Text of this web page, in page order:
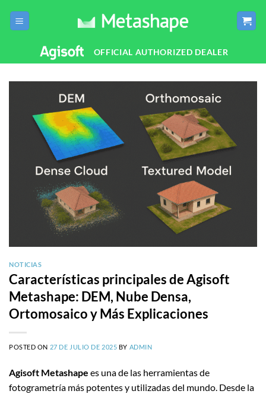
OFFICIAL AUTHORIZED DEALER
NOTICIAS
Características principales de Agisoft
Metashape: DEM, Nube Densa,
Ortomosaico y Más Explicaciones
POSTED ON 27 DE JULIO DE 2025 BY ADMIN
Agisoft Metashape es una de las herramientas de
fotogrametría más potentes y utilizadas del mundo. Desde la